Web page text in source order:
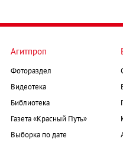
Агитпроп
Фотораздел
Видеотека
Библиотека
Газета «Красный Путь»
Выборка по дате